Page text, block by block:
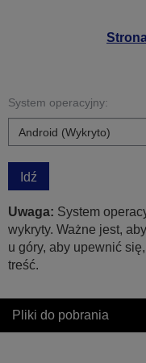
System operacyjny:
Idź
Uwaga: System
wykryty. Ważne jest,
u góry, aby upewnić
treść.
Pliki do pobrania